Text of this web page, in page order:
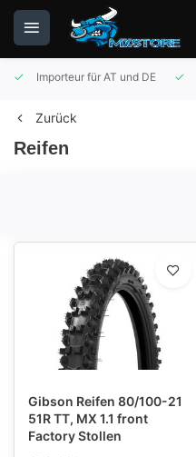
Importeur für AT und DE
Zurück
Reifen
Gibson Reifen 80/100-21
51R TT, MX 1.1 front
Factory Stollen